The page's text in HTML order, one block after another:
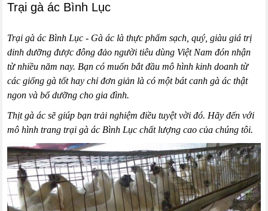
Trại gà ác Bình Lục
Trại gà ác Bình Lục- Gà ác là thực phẩm sạch, quý, giàu giá trị
dinh dưỡng được đông đảo người tiêu dùng Việt Nam đón nhận
từ nhiều năm nay. Bạn có muốn bắt đầu mô hình kinh doanh từ
các giống gà tốt hay chỉ đơn giản là có một bát canh gà ác thật
ngon và bổ dưỡng cho gia đình.
Thịt gà ác sẽ giúp bạn trải nghiệm điều tuyệt vời đó. Hãy đến với
mô hình trang trại gà ác Bình Lục chất lượng cao của chúng tôi.